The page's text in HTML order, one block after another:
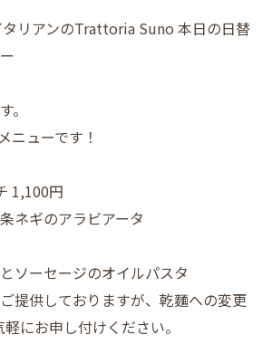
タリアンのTrattoria Suno 本日の日替
。
ニューです！
1,100円
ネギのアラビアータ
ソーセージのオイルパスタ
提供しておりますが、乾麵への変更
にお申し付けください。